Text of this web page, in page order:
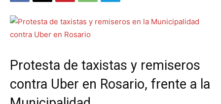
Protesta de taxistas y remiseros
contra Uber en Rosario, frente a la